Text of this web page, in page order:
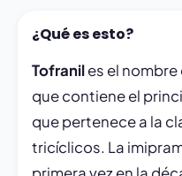
¿Qué es esto?
Tofraniles el
que contiene el
que pertenece a la
tricíclicos. La